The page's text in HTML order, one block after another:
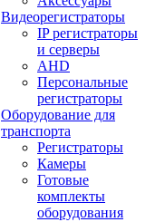
Видеорегистраторы
IP регистраторы
и серверы
AHD
Персональные
регистраторы
Оборудование для
транспорта
Регистраторы
Камеры
Готовые
комплекты
оборудования